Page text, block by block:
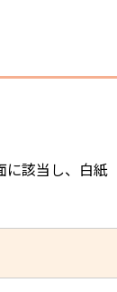
該当し、白紙